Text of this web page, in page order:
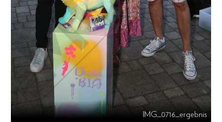
IMG_0716_ergebnis